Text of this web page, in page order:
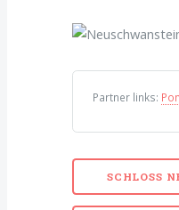
Partner links:
SCHLOSS